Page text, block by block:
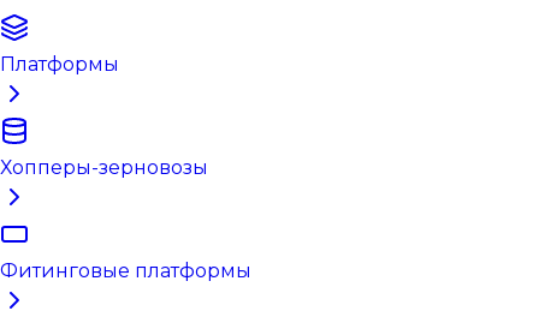
Платформы
Хопперы-зерновозы
Фитинговые платформы